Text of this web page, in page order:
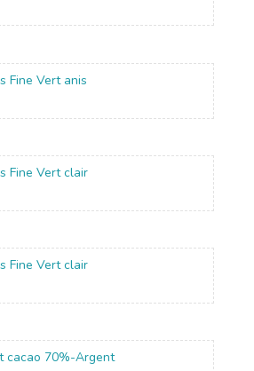
Fine Vert anis
Fine Vert clair
Fine Vert clair
cacao 70%-Argent